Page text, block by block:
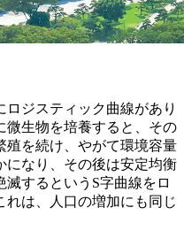
ジスティック曲線があり
微生物を培養すると、その
殖を続け、やがて環境容量
になり、その後は安定均衡
するというS字曲線をロ
れは、人口の増加にも同じ